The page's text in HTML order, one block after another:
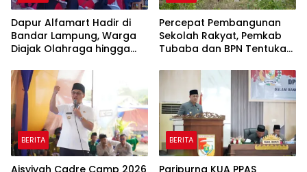
Dapur Alfamart Hadir di
Bandar Lampung, Warga
Diajak Olahraga hingga
Percepat Pembangunan
Sekolah Rakyat, Pemkab
Tubaba dan BPN Tentukan
BERITA
Aisyiyah Cadre Camp 2026
BERITA
Paripurna KUA PPAS